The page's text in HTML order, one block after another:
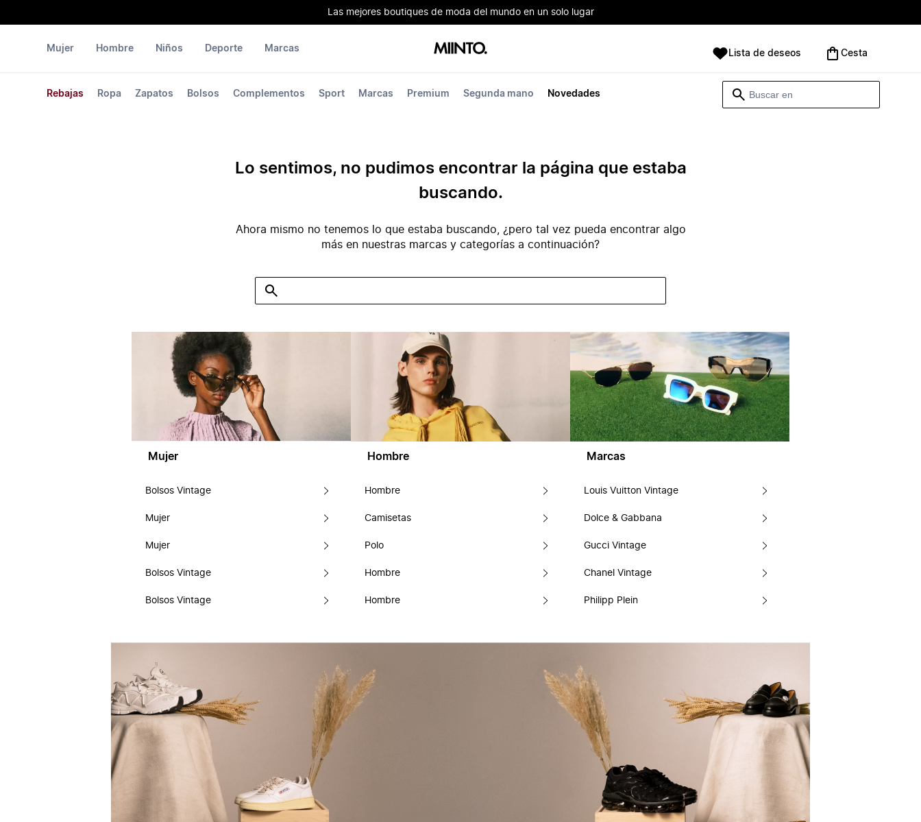
Las mejores boutiques de moda del mundo en un solo lugar
Mujer
Rebajas Ropa Zapatos Bolsos Complementos Sport Marcas Premium Segunda mano Novedades
Hombre Niños Deporte Marcas Lista de deseos Cesta
Lo sentimos, no pudimos encontrar la página que estaba
buscando.
Ahora mismo no tenemos lo que estaba buscando, ¿pero tal vez pueda encontrar algo
más en nuestras marcas y categorías a continuación?
Mujer
Bolsos Vintage
Mujer
Mujer
Bolsos Vintage
Bolsos Vintage
Hombre
Hombre
Camisetas
Polo
Hombre
Hombre
Marcas
Louis Vuitton Vintage
Dolce & Gabbana
Gucci Vintage
Chanel Vintage
Philipp Plein